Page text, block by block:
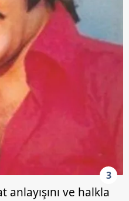
3
ve halkla